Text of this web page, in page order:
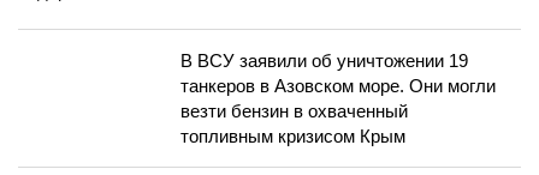
В ВСУ заявили об уничтожении 19
танкеров в Азовском море. Они могли
везти бензин в охваченный
топливным кризисом Крым